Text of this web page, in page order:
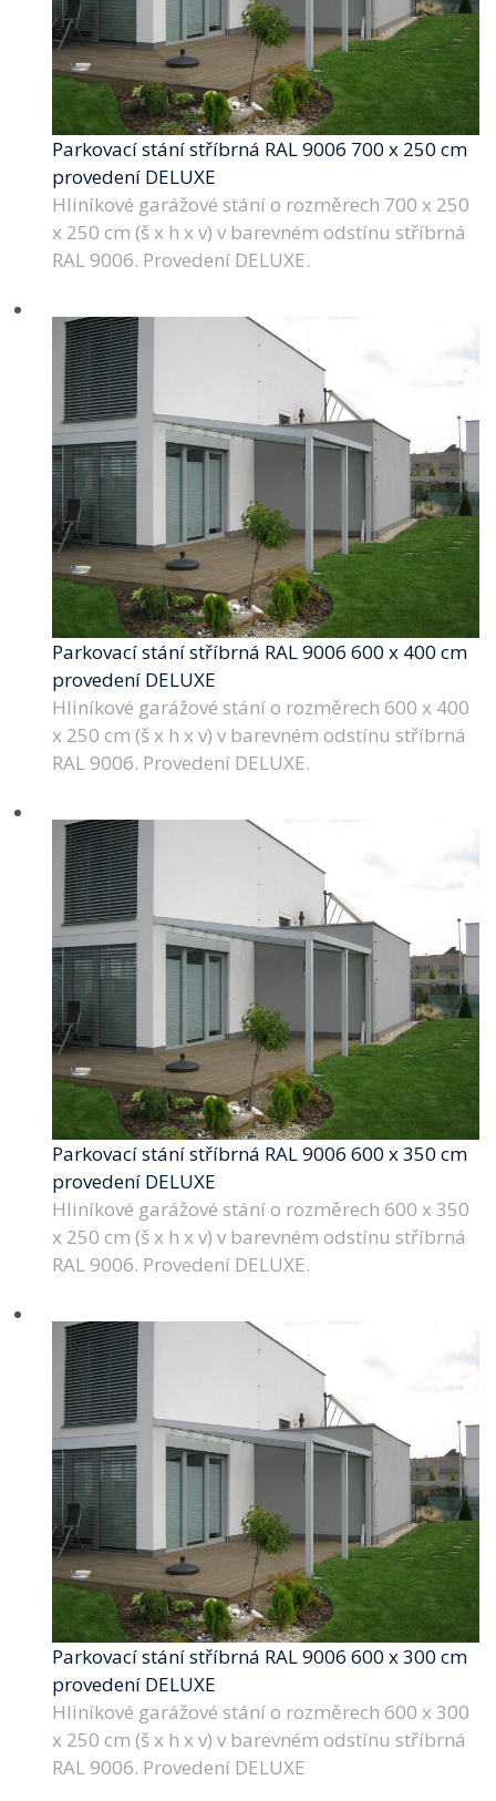
Parkovací stání stříbrná RAL 9006 700 x 250 cm
provedení DELUXE
Hliníkové garážové stání o rozměrech 700 x 250
x 250 cm (š x h x v) v barevném odstínu stříbrná
RAL 9006. Provedení DELUXE.
Parkovací stání stříbrná RAL 9006 600 x 400 cm
provedení DELUXE
Hliníkové garážové stání o rozměrech 600 x 400
x 250 cm (š x h x v) v barevném odstínu stříbrná
RAL 9006. Provedení DELUXE.
Parkovací stání stříbrná RAL 9006 600 x 350 cm
provedení DELUXE
Hliníkové garážové stání o rozměrech 600 x 350
x 250 cm (š x h x v) v barevném odstínu stříbrná
RAL 9006. Provedení DELUXE.
Parkovací stání stříbrná RAL 9006 600 x 300 cm
provedení DELUXE
Hliníkové garážové stání o rozměrech 600 x 300
x 250 cm (š x h x v) v barevném odstínu stříbrná
RAL 9006. Provedení DELUXE